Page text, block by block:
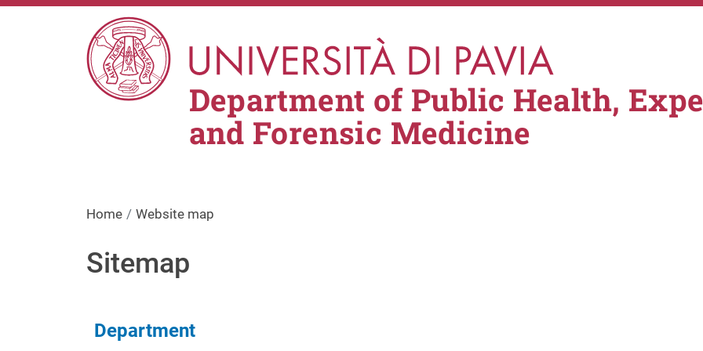
Skip to main content
Department of Public Health,
and Forensic Medicine
Home Website map
Sitemap
Navigazione principale
Department